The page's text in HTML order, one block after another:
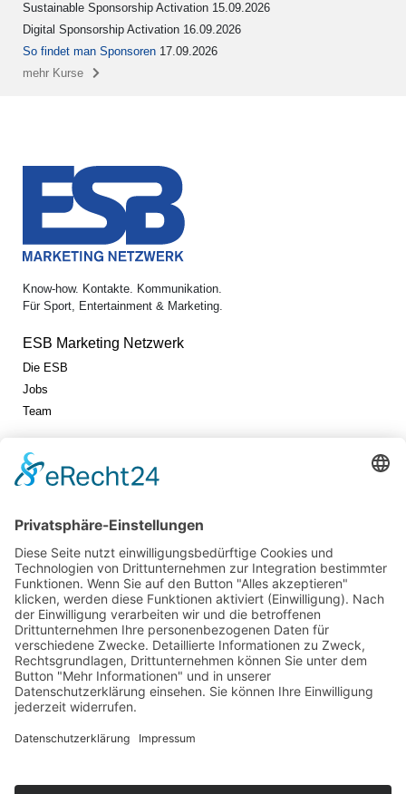
Sustainable Sponsorship Activation 15.09.2026
Digital Sponsorship Activation 16.09.2026
So findet man Sponsoren 17.09.2026
mehr Kurse
Know-how. Kontakte. Kommunikation.
Für Sport, Entertainment & Marketing.
ESB Marketing Netzwerk
Die ESB
Jobs
Team
Jetzt vernetzen!
Die ESB auf LinkedIn
Newsletter abonnieren
Events
360° ENTERTAINMENT
eps ARENA SUMMIT
FANCOMMERCE FORUM
MARKENFESTIVAL
Markenforum
SCHWEIZER MARKENKONGRESS